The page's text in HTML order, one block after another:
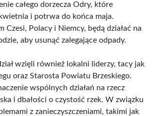
całego dorzecza Odry, które
i potrwa do końca maja.
Czesi, Polacy i Niemcy, będą działać na
aby usunąć zalegające odpady.
wzięli również lokalni liderzy, tacy jak
oraz Starosta Powiatu Brzeskiego.
wspólnych działań na rzecz
i dbałości o czystość rzek. W związku
z zanieczyszczeniami, takimi jak